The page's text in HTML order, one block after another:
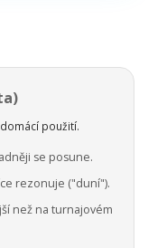
použití.
se posune.
rezonuje ("duní").
než na turnajovém